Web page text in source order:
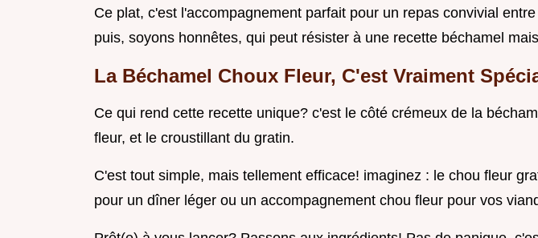
Ce plat, c'est l'accompagnement parfait pour un repas convivial
puis, soyons honnêtes, qui peut résister à une recette béchamel
La Béchamel Choux Fleur, C'est Vraiment
Ce qui rend cette recette unique? c'est le côté crémeux de la
fleur, et le croustillant du gratin.
C'est tout simple, mais tellement efficace! imaginez : le chou fleur
pour un dîner léger ou un accompagnement chou fleur pour vos